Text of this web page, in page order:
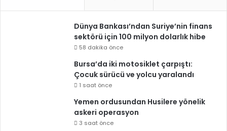
Dünya Bankası’ndan Suriye’nin finans
sektörü için 100 milyon dolarlık hibe
58 dakika önce
Bursa’da iki motosiklet çarpıştı:
Çocuk sürücü ve yolcu yaralandı
1 saat önce
Yemen ordusundan Husilere yönelik
askeri operasyon
3 saat önce